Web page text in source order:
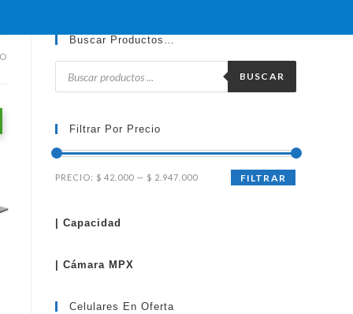
Buscar Productos…
Búsqueda
productos
BUSCAR
Filtrar Por Precio
Precio
Precio
FILTRAR
PRECIO: $ 42.000 — $ 2.947.000
| Capacidad
| Cámara MPX
Celulares En Oferta